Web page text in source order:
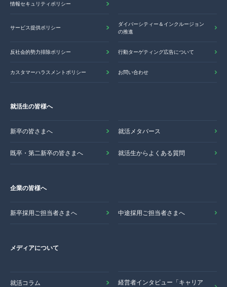
情報セキュリティポリシー
サービス提供ポリシー
ダイバーシティー＆インクルージョン
の推進
反社会的勢力排除ポリシー 行動ターゲティング広告について
カスタマーハラスメントポリシー お問い合わせ
就活生の皆様へ
新卒の皆さまへ 就活メタバース
既卒・第二新卒の皆さまへ 就活生からよくある質問
企業の皆様へ
新卒採用ご担当者さまへ 中途採用ご担当者さまへ
メディアについて
就活コラム
経営者インタビュー「キャリア